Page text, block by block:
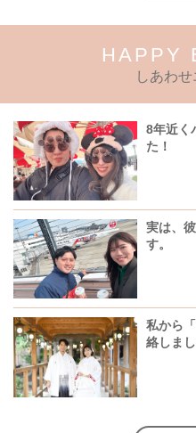
HAPPY
しあわ
8年近く
た！
実は、
す。
私から
絡しま